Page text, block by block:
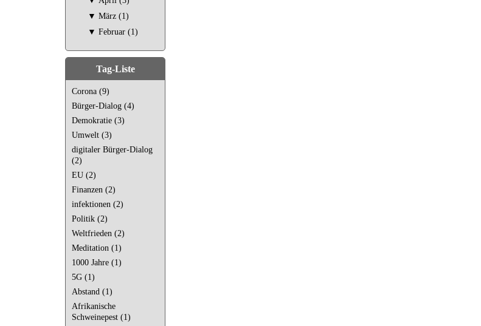
▼ März (1)
▼ Februar (1)
Tag-Liste
Corona (9)
Bürger-Dialog (4)
Demokratie (3)
Umwelt (3)
digitaler Bürger-Dialog
(2)
EU (2)
Finanzen (2)
infektionen (2)
Politik (2)
Weltfrieden (2)
Meditation (1)
1000 Jahre (1)
5G (1)
Abstand (1)
Afrikanische
Schweinepest (1)